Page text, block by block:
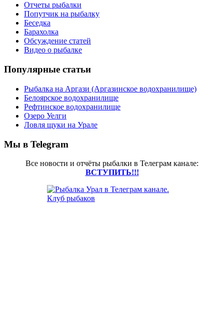
Отчеты рыбалки
Попутчик на рыбалку
Беседка
Барахолка
Обсуждение статей
Видео о рыбалке
Популярные статьи
Рыбалка на Аргази (Аргазинское водохранилище)
Белоярское водохранилище
Рефтинское водохранилище
Озеро Уелги
Ловля щуки на Урале
Мы в Telegram
Все новости и отчёты рыбалки в Телеграм канале:
ВСТУПИТЬ!!!